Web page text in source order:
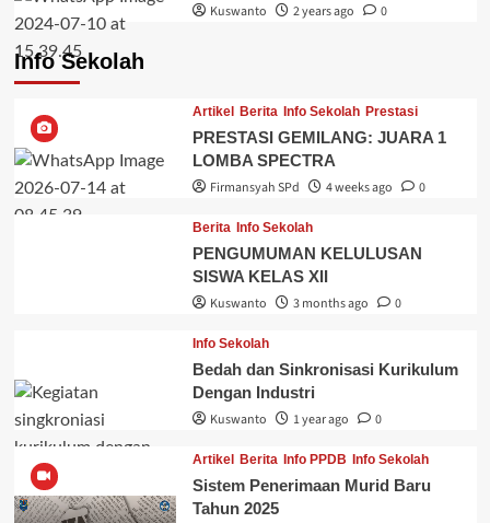
Kuswanto
2 years ago 0
Info Sekolah
Artikel Berita Info Sekolah Prestasi
PRESTASI GEMILANG: JUARA 1
LOMBA SPECTRA
Firmansyah SPd
4 weeks ago 0
Berita Info Sekolah
PENGUMUMAN KELULUSAN
SISWA KELAS XII
Kuswanto
3 months ago 0
Info Sekolah
Bedah dan Sinkronisasi Kurikulum
Dengan Industri
Kuswanto
1 year ago 0
Artikel Berita Info PPDB Info Sekolah
Sistem Penerimaan Murid Baru
Tahun 2025